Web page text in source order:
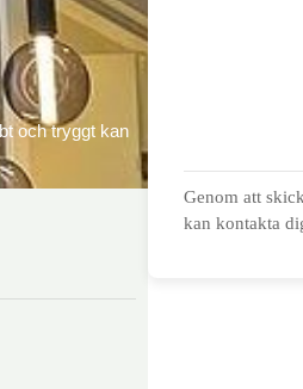
och tryggt kan
Genom att
kan kontakta